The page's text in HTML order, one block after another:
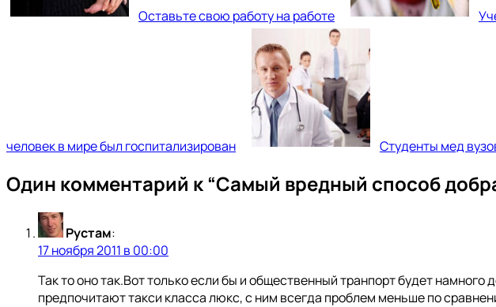
Оставьте свою работу на работе
человек в мире был госпитализирован Студенты мед
Один комментарий к “Самый вредный способ
Рустам:
17 ноября 2011 в 00:00
Так то оно так.Вот только если бы и общественный транпорт будет
предпочитают такси класса люкс, с ним всегда проблем меньше по